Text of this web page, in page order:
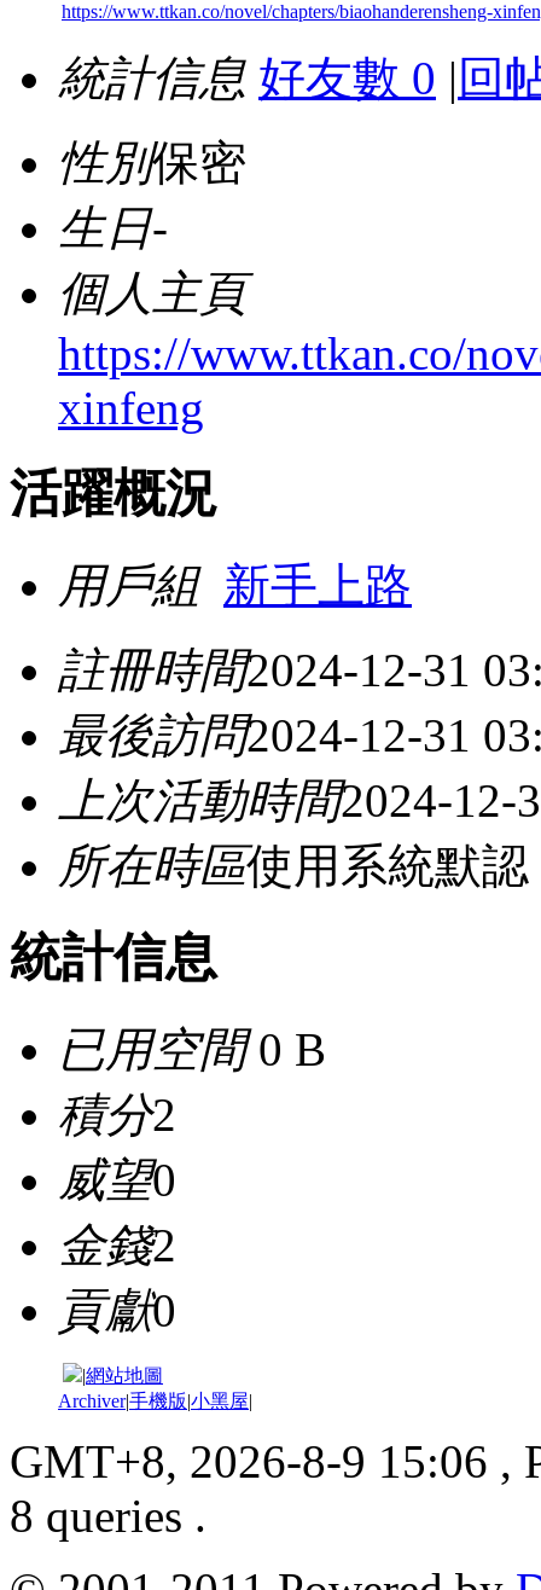
https://www.ttkan.co/novel/chapters/biaohanderensheng-
統計信息 好友數 0 | 回
性別保密
生日-
個人主頁
https://www.ttkan.co/
xinfeng
活躍概況
用戶組 新手上路
註冊時間2024-12-31
最後訪問2024-12-31
上次活動時間2024-12-
所在時區使用系統默認
統計信息
已用空間0 B
積分2
威望0
金錢2
貢獻0
|網站地圖
Archiver|手機版|小黑屋|
GMT+8, 2026-8-9 15:06 ,
8 queries .